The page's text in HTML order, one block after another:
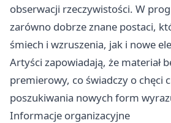
obserwacji rzeczywistości. W
zarówno dobrze znane postaci,
śmiech i wzruszenia, jak i nowe
Artyści zapowiadają, że materiał
premierowy, co świadczy o chęci
poszukiwania nowych form
Informacje organizacyjne